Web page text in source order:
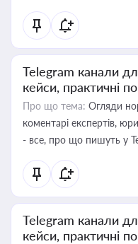
Telegram канали
кейси, практичні
Про що тема: Огляди
коментарі експертів,
- все, про що пишуть у
Telegram канали
кейси, практичні